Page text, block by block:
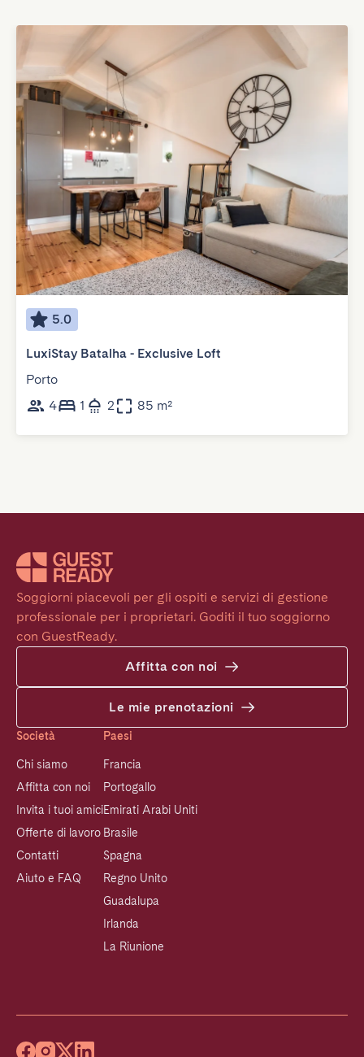
5.0
LuxiStay Batalha - Exclusive Loft
Porto
4
1 2 85 m²
Soggiorni piacevoli per gli ospiti e servizi di gestione
professionale per i proprietari. Goditi il tuo soggiorno
con GuestReady.
Affitta con noi
Le mie prenotazioni
Società
Chi siamo
Affitta con noi
Invita i tuoi amici
Offerte di lavoro
Contatti
Aiuto e FAQ
Paesi
Francia
Portogallo
Emirati Arabi Uniti
Brasile
Spagna
Regno Unito
Guadalupa
Irlanda
La Riunione